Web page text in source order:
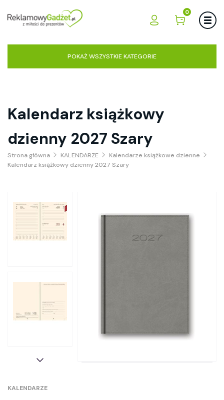
0
POKAŻ WSZYSTKIE KATEGORIE
Kalendarz książkowy
dzienny 2027 Szary
Strona główna KALENDARZE
Kalendarze książkowe dzienne
Kalendarz książkowy dzienny 2027 Szary
KALENDARZE